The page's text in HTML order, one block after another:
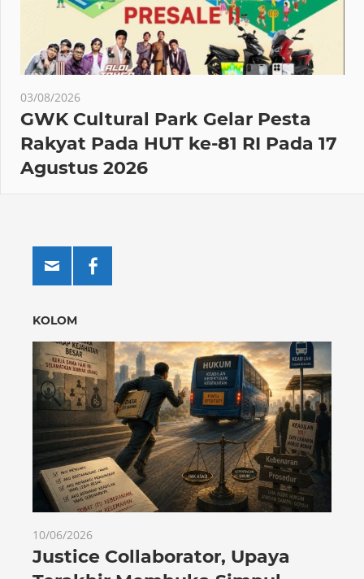
03/08/2026
GWK Cultural Park Gelar Pesta
Rakyat Pada HUT ke-81 RI Pada 17
Agustus 2026
KOLOM
10/06/2026
Justice Collaborator, Upaya